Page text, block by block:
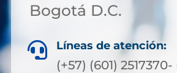
Bogotá D.C.
 Líneas de atención:
(+57) (601) 2517370-